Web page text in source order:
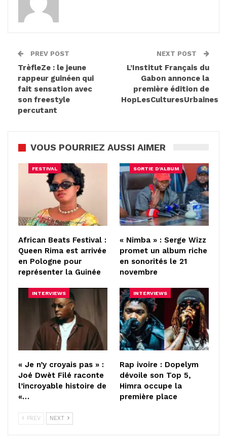
PREV POST
TrèfleZe : le jeune
rappeur guinéen qui
fait sensation avec
son freestyle
percutant
NEXT POST
L’Institut Français du
Gabon annonce la
première édition de
HopLesCulturesUrbaines
VOUS POURRIEZ AUSSI AIMER
FESTIVAL
African Beats Festival :
Queen Rima est arrivée
en Pologne pour
représenter la Guinée
SORTIE D'ALBUM
« Nimba » : Serge Wizz
promet un album riche
en sonorités le 21
novembre
INTERVIEWS
« Je n’y croyais pas » :
Joé Dwèt Filé raconte
l’incroyable histoire de
«…
INTERVIEWS
Rap ivoire : Dopelym
dévoile son Top 5,
Himra occupe la
première place
PREV NEXT